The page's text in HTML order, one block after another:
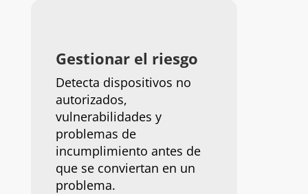
Gestionar el riesgo
Detecta dispositivos no
autorizados,
vulnerabilidades y
problemas de
incumplimiento antes de
que se conviertan en un
problema.